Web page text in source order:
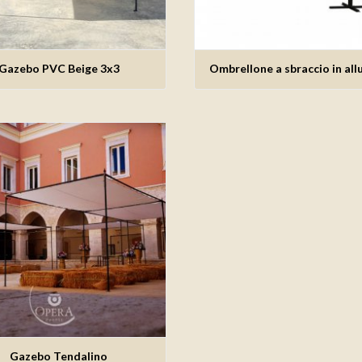
alla lista dei desideri
Gazebo PVC Beige 3x3 Aggiungi alla lista dei
Ombrellone a sbraccio in
alla lista dei desideri
Gazebo Tendalino